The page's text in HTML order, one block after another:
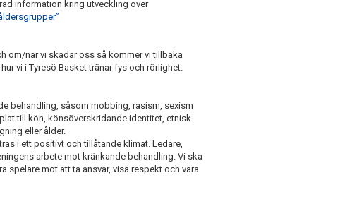
information kring utveckling över
om/när vi skadar oss så kommer vi tillbaka
vi i Tyresö Basket tränar fys och rörlighet.
behandling, såsom mobbing, rasism, sexism
till kön, könsöverskridande identitet, etnisk
eller ålder.
i ett positivt och tillåtande klimat. Ledare,
arbete mot kränkande behandling. Vi ska
spelare mot att ta ansvar, visa respekt och vara